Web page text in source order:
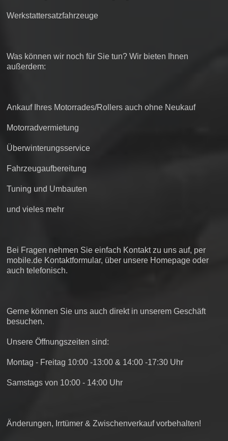
Werkstattersatzfahrzeuge
Was können wir noch für Sie tun? Wir bieten Ihnen
außerdem:
Ankauf Ihres Motorrades/Rollers auch ohne Neukauf
Motorradvermietung
Überwinterungsservice
Fahrzeugaufbereitung
Tuning und Umbauten
und vieles mehr
Bei Fragen nehmen Sie einfach Kontakt zu uns auf, per
mobile.de Kontaktformular, über unsere Homepage oder
auch telefonisch.
Gerne können Sie uns auch direkt in unserem Geschäft
besuchen.
Unsere Öffnungszeiten sind:
Montag - Freitag 10:00 -13:00 & 14:00 -17:30 Uhr
Samstags von 10:00 - 14:00 Uhr
Änderungen, Irrtümer & Zwischenverkauf vorbehalten!